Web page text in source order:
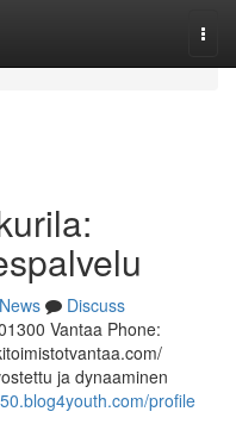
News
Discuss
Vantaa Phone:
ja dynaaminen
profile